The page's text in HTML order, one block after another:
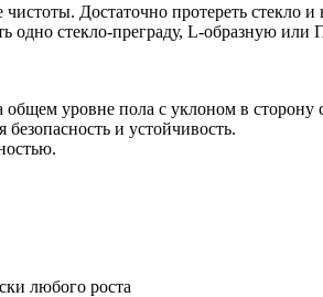
Достаточно протереть стекло и
одно стекло-преграду, L-образную
уровне пола с уклоном в сторону
и устойчивость.
любого роста